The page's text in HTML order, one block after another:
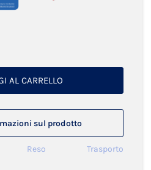
AL CARRELLO
sul prodotto
Reso Trasporto